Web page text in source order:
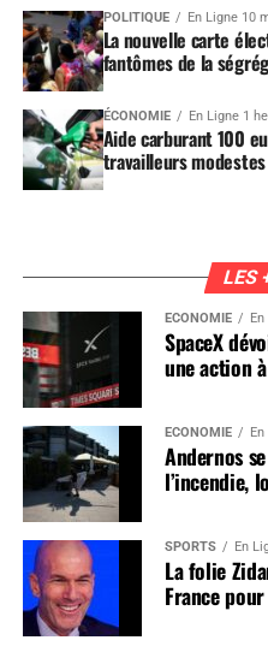
POLITIQUE En Ligne 10
La nouvelle carte
fantômes de la
ÉCONOMIE En Ligne 1
Aide carburant 100
travailleurs
LES
ÉCONOMIE
SpaceX
une action
ÉCONOMIE
Andernos
l’incendie,
SPORTS En
La folie
France